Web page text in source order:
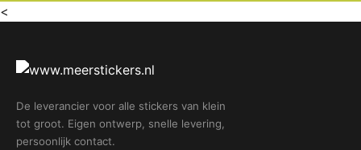
<
De leverancier voor alle stickers van klein
tot groot. Eigen ontwerp, snelle levering,
persoonlijk contact.